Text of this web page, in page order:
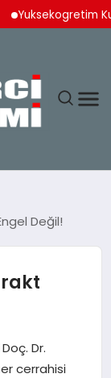
Değil!
Dr.
cerrahisi